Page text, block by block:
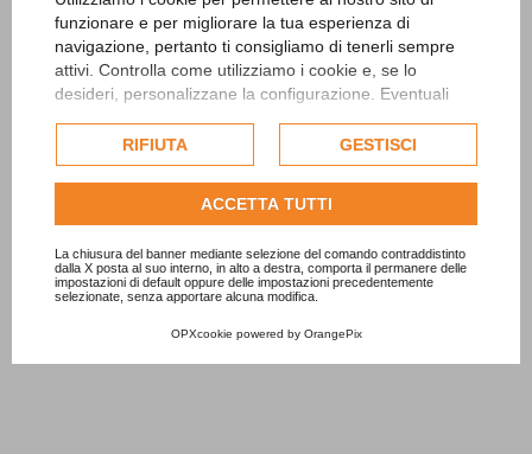
funzionare e per migliorare la tua esperienza di
navigazione, pertanto ti consigliamo di tenerli sempre
attivi. Controlla come utilizziamo i cookie e, se lo
desideri, personalizzane la configurazione. Eventuali
esclusivamente previa acquisizione del consenso
dell'utente.
Consulta l'informativa cookie completa.
RIFIUTA GESTISCI
ACCETTA TUTTI
La chiusura del banner mediante selezione del comando contraddistinto
dalla X posta al suo interno, in alto a destra, comporta il permanere delle
impostazioni di default oppure delle impostazioni precedentemente
selezionate, senza apportare alcuna modifica.
OPXcookie powered by OrangePix